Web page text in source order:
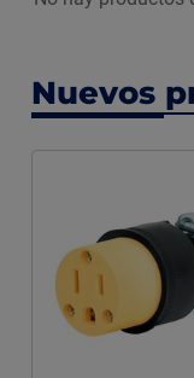
Nuevos